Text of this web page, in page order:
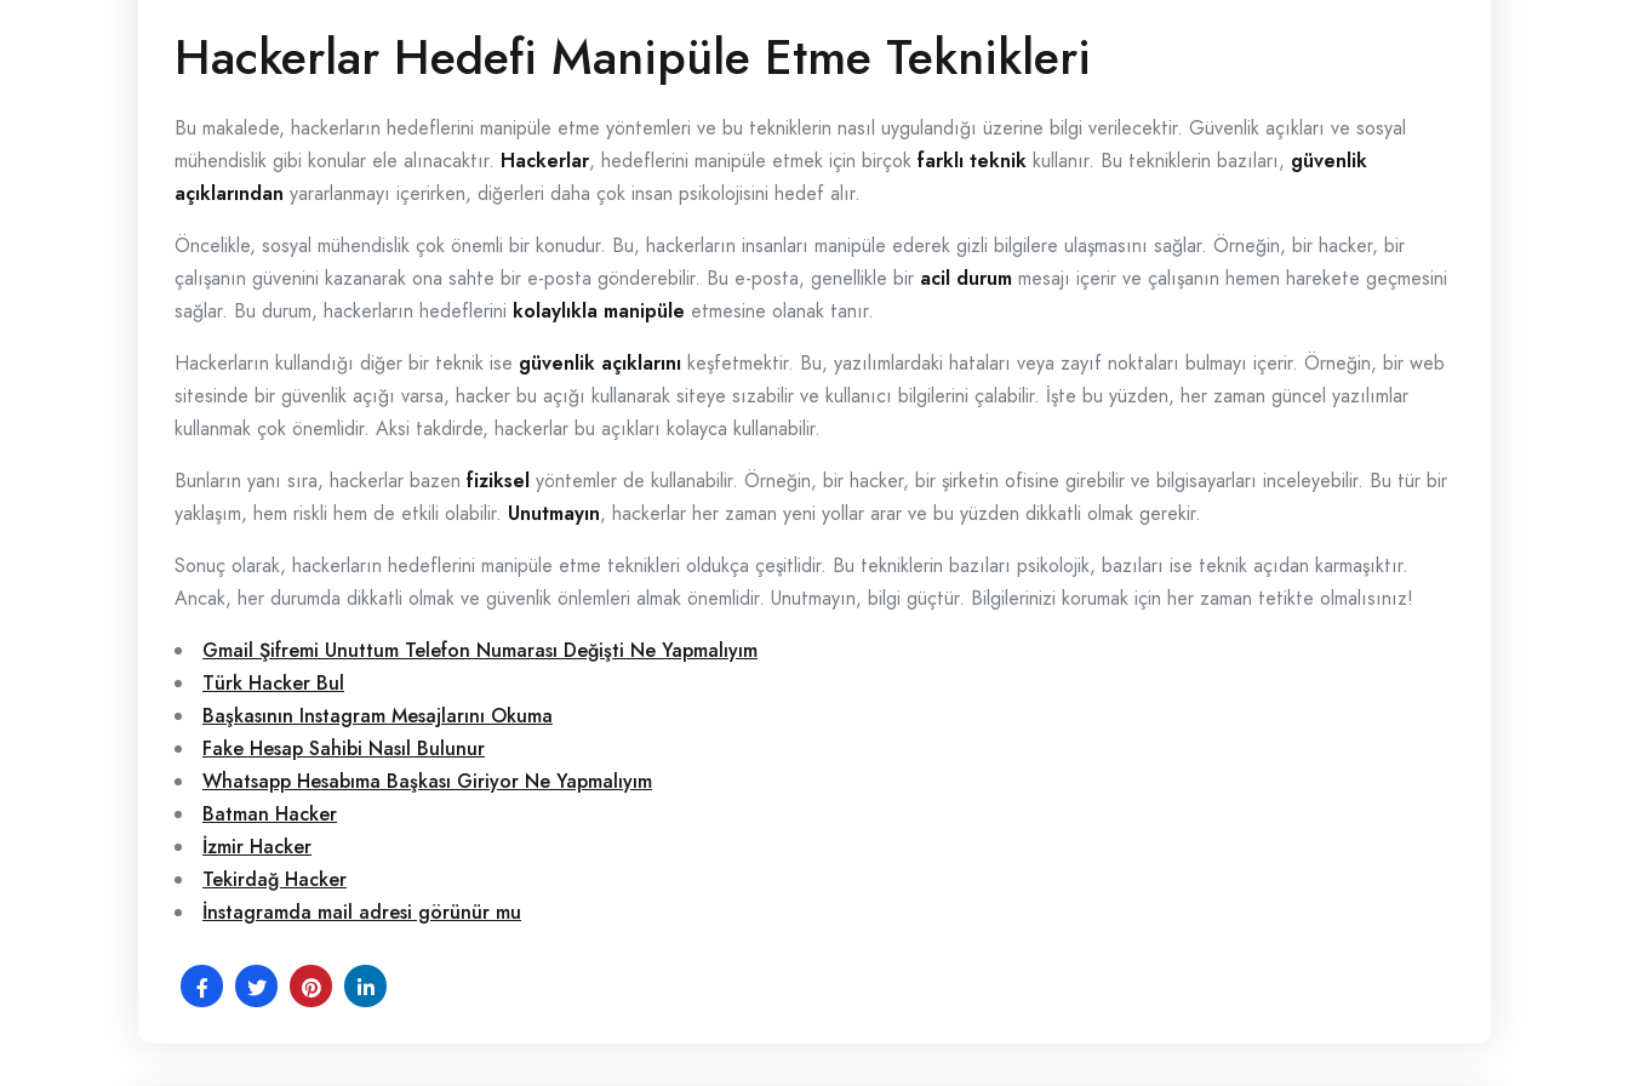
Hackerlar Hedefi Manipüle Etme Teknikleri
Bu makalede, hackerların hedeflerini manipüle etme yöntemleri ve bu tekniklerin nasıl uygulandığı üzerine bilgi verilecektir. Güvenlik açıkları ve sosyal
mühendislik gibi konular ele alınacaktır. Hackerlar, hedeflerini manipüle etmek için birçok farklı teknik kullanır. Bu tekniklerin bazıları, güvenlik
açıklarından yararlanmayı içerirken, diğerleri daha çok insan psikolojisini hedef alır.
Öncelikle, sosyal mühendislik çok önemli bir konudur. Bu, hackerların insanları manipüle ederek gizli bilgilere ulaşmasını sağlar. Örneğin, bir hacker, bir
çalışanın güvenini kazanarak ona sahte bir e-posta gönderebilir. Bu e-posta, genellikle bir acil durum mesajı içerir ve çalışanın hemen harekete geçmesini
sağlar. Bu durum, hackerların hedeflerini kolaylıkla manipüle etmesine olanak tanır.
Hackerların kullandığı diğer bir teknik ise güvenlik açıklarını keşfetmektir. Bu, yazılımlardaki hataları veya zayıf noktaları bulmayı içerir. Örneğin, bir web
sitesinde bir güvenlik açığı varsa, hacker bu açığı kullanarak siteye sızabilir ve kullanıcı bilgilerini çalabilir. İşte bu yüzden, her zaman güncel yazılımlar
kullanmak çok önemlidir. Aksi takdirde, hackerlar bu açıkları kolayca kullanabilir.
Bunların yanı sıra, hackerlar bazen fiziksel yöntemler de kullanabilir. Örneğin, bir hacker, bir şirketin ofisine girebilir ve bilgisayarları inceleyebilir. Bu tür bir
yaklaşım, hem riskli hem de etkili olabilir. Unutmayın, hackerlar her zaman yeni yollar arar ve bu yüzden dikkatli olmak gerekir.
Sonuç olarak, hackerların hedeflerini manipüle etme teknikleri oldukça çeşitlidir. Bu tekniklerin bazıları psikolojik, bazıları ise teknik açıdan karmaşıktır.
Ancak, her durumda dikkatli olmak ve güvenlik önlemleri almak önemlidir. Unutmayın, bilgi güçtür. Bilgilerinizi korumak için her zaman tetikte olmalısınız!
Gmail Şifremi Unuttum Telefon Numarası Değişti Ne Yapmalıyım
Türk Hacker Bul
Başkasının Instagram Mesajlarını Okuma
Fake Hesap Sahibi Nasıl Bulunur
Whatsapp Hesabıma Başkası Giriyor Ne Yapmalıyım
Batman Hacker
İzmir Hacker
Tekirdağ Hacker
İnstagramda mail adresi görünür mu